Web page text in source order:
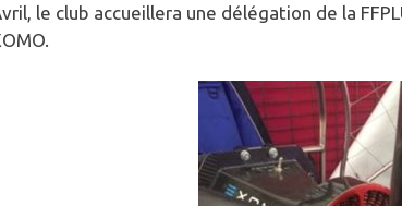
le club accueillera une délégation de la